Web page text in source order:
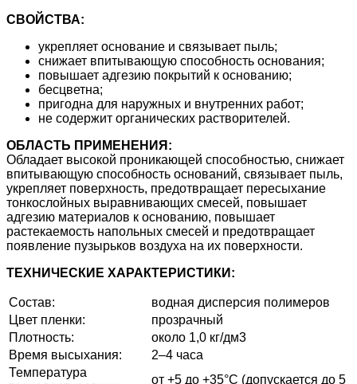
СВОЙСТВА:
укрепляет основание и связывает пыль;
снижает впитывающую способность основания;
повышает адгезию покрытий к основанию;
бесцветна;
пригодна для наружных и внутренних работ;
не содержит органических растворителей.
ОБЛАСТЬ ПРИМЕНЕНИЯ:
Обладает высокой проникающей способностью, снижает
впитывающую способность оснований, связывает пыль,
укрепляет поверхность, предотвращает пересыхание
тонкослойных выравнивающих смесей, повышает
адгезию материалов к основанию, повышает
растекаемость напольных смесей и предотвращает
появление пузырьков воздуха на их поверхности.
ТЕХНИЧЕСКИЕ ХАРАКТЕРИСТИКИ:
Состав:
водная дисперсия полимеров
Цвет пленки:
прозрачный
Плотность:
около 1,0 кг/дм3
Время высыхания:
2–4 часа
Температура
от +5 до +35°С (допускается до 5